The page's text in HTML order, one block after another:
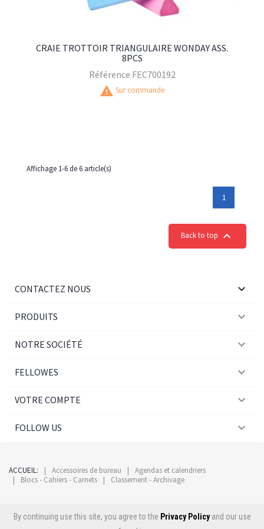
CRAIE TROTTOIR TRIANGULAIRE WONDAY ASS.
8PCS
Référence FEC700192
warning Sur commande
Affichage 1-6 de 6 article(s)
1
Back to top 
CONTACTEZ NOUS 
PRODUITS 
NOTRE SOCIÉTÉ 
FELLOWES 
VOTRE COMPTE 
FOLLOW US 
ACCUEIL: Accessoires de bureau
Agendas et calendriers
Blocs - Cahiers - Carnets
Classement - Archivage
By continuing use this site, you agree to the Privacy Policyand our use